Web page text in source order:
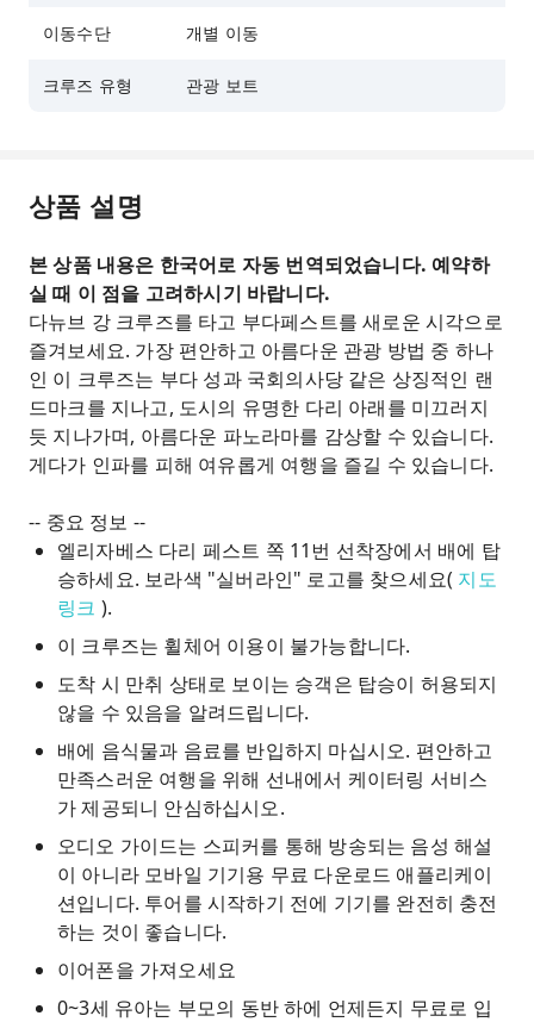
이동수단 개별 이동
크루즈 유형 관광 보트
상품 설명
본 상품 내용은 한국어로 자동 번역되었습니다. 예약하
실 때 이 점을 고려하시기 바랍니다.
다뉴브 강 크루즈를 타고 부다페스트를 새로운 시각으로
즐겨보세요. 가장 편안하고 아름다운 관광 방법 중 하나
인 이 크루즈는 부다 성과 국회의사당 같은 상징적인 랜
드마크를 지나고, 도시의 유명한 다리 아래를 미끄러지
듯 지나가며, 아름다운 파노라마를 감상할 수 있습니다.
게다가 인파를 피해 여유롭게 여행을 즐길 수 있습니다.
-- 중요 정보 --
엘리자베스 다리 페스트 쪽 11번 선착장에서 배에 탑
승하세요. 보라색 "실버라인" 로고를 찾으세요( 지도
링크 ).
이 크루즈는 휠체어 이용이 불가능합니다.
도착 시 만취 상태로 보이는 승객은 탑승이 허용되지
않을 수 있음을 알려드립니다.
배에 음식물과 음료를 반입하지 ​​마십시오. 편안하고
만족스러운 여행을 위해 선내에서 케이터링 서비스
가 제공되니 안심하십시오.
오디오 가이드는 스피커를 통해 방송되는 음성 해설
이 아니라 모바일 기기용 무료 다운로드 애플리케이
션입니다. 투어를 시작하기 전에 기기를 완전히 충전
하는 것이 좋습니다.
이어폰을 가져오세요
0~3세 유아는 부모의 동반 하에 언제든지 무료로 입